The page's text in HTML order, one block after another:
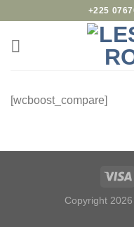
contenu
+225
[wcboost_compare]
Copyright